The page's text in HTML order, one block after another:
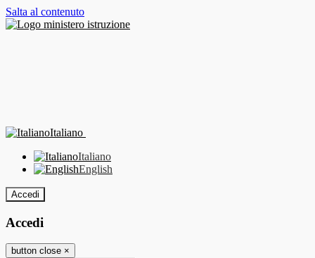
Salta al contenuto
Italiano
Italiano
English
Accedi
Accedi
button close ×